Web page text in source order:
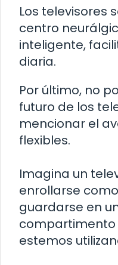
Los televisores
centro
inteligente,
diaria.
Por último, no
futuro de los
mencionar el
flexibles.
Imagina un
enrollarse
guardarse en
compartimento
estemos